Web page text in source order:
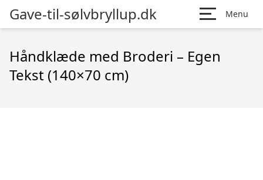
Gave-til-sølvbryllup.dk Menu
Håndklæde med Broderi – Egen
Tekst (140×70 cm)